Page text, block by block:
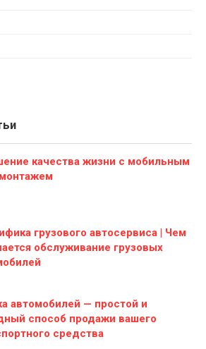
качества жизни с мобильным
грузового автосервиса | Чем
обслуживание грузовых
автомобилей — простой и
способ продажи вашего
средства